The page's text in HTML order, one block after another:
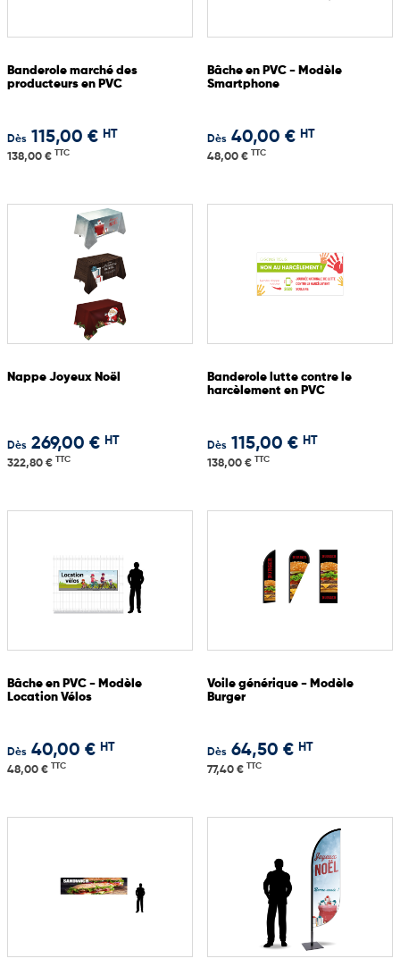
Banderole marché des
producteurs en PVC
Dès 115,00 € HT
138,00 € TTC
Bâche en PVC - Modèle
Smartphone
Dès 40,00 € HT
48,00 € TTC
Nappe Joyeux Noël
Dès 269,00 € HT
322,80 € TTC
Banderole lutte contre le
harcèlement en PVC
Dès 115,00 € HT
138,00 € TTC
Bâche en PVC - Modèle
Location Vélos
Dès 40,00 € HT
48,00 € TTC
Voile générique - Modèle
Burger
Dès 64,50 € HT
77,40 € TTC